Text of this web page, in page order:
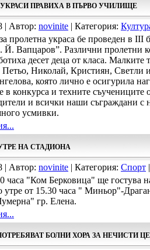
ПРАВИХА В ПЪРВО УЧИЛИЩЕ
| Автор: novinite | Категория:
пролетна украса бе проведен в
Вапцаров”. Различни пролетни
десет деца от класа.
Николай, Кристиян, Светли
която лично е осигурила
в конкурса и техните съучениците
и всички наши съграждани с
усмивки.
НА СТАДИОНА
| Автор: novinite | Категория: Спорт
часа "Ком Берковица" ще гостува
от 15.30 часа " Миньор"-
гр. Елена.
БОЛНИ ХОРА ЗА НЕЧИСТИ